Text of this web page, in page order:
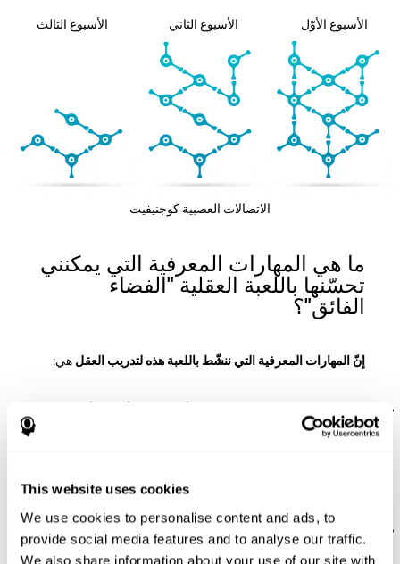
This website uses cookies
We use cookies to personalise content and ads, to
provide social media features and to analyse our traffic.
We also share information about your use of our site with
الأسبوع الأوّل الأسبوع الثاني الأسبوع الثالث
الاتصالات العصبية كوجنيفيت
ما هي المهارات المعرفية التي يمكنني
تحسّنها باللعبة العقلية "الفضاء
الفائق"؟
إنّ المهارات المعرفية التي ننشّط باللعبة هذه لتدريب العقل هي:
مختلفة بالعقل. بوضع قطع ثلاثية الأبعاد مختلفة في الأمكنة المناسب
(الحجوم، والأشكال، والمسافات...). مثلاً، عندما نفعل أنشطة مثل
القراءة، لأنّنا نفهم ترتيب ومكان كلّ حرف وهو مهمّ لتفسير النص.
الختطيط:
لتقدّم هذه اللعبة العقلية يجب أن نضع القطع بالترتيب
والمكان المحدّد للحصول على الدرجات. بممارسة هذا التمرين